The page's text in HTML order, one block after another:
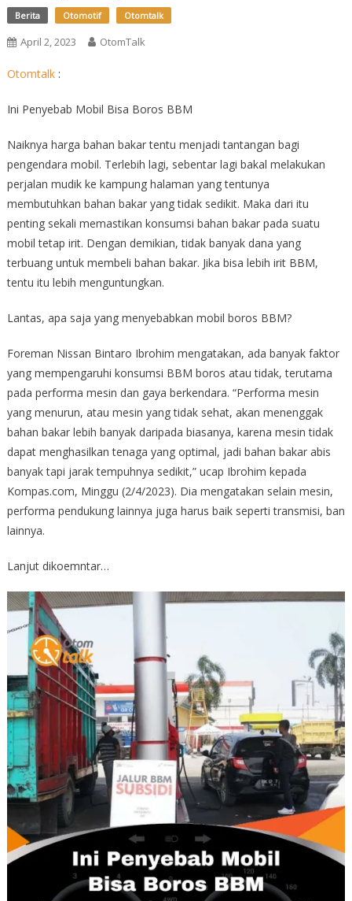
Berita Otomotif Otomtalk
April 2, 2023 OtomTalk
Otomtalk:
Ini Penyebab Mobil Bisa Boros BBM
Naiknya harga bahan bakar tentu menjadi tantangan bagi
pengendara mobil. Terlebih lagi, sebentar lagi bakal melakukan
perjalan mudik ke kampung halaman yang tentunya
membutuhkan bahan bakar yang tidak sedikit. Maka dari itu
penting sekali memastikan konsumsi bahan bakar pada suatu
mobil tetap irit. Dengan demikian, tidak banyak dana yang
terbuang untuk membeli bahan bakar. Jika bisa lebih irit BBM,
tentu itu lebih menguntungkan.
Lantas, apa saja yang menyebabkan mobil boros BBM?
Foreman Nissan Bintaro Ibrohim mengatakan, ada banyak faktor
yang mempengaruhi konsumsi BBM boros atau tidak, terutama
pada performa mesin dan gaya berkendara. “Performa mesin
yang menurun, atau mesin yang tidak sehat, akan menenggak
bahan bakar lebih banyak daripada biasanya, karena mesin tidak
dapat menghasilkan tenaga yang optimal, jadi bahan bakar abis
banyak tapi jarak tempuhnya sedikit,” ucap Ibrohim kepada
Kompas.com, Minggu (2/4/2023). Dia mengatakan selain mesin,
performa pendukung lainnya juga harus baik seperti transmisi, ban
lainnya.
Lanjut dikoemntar…